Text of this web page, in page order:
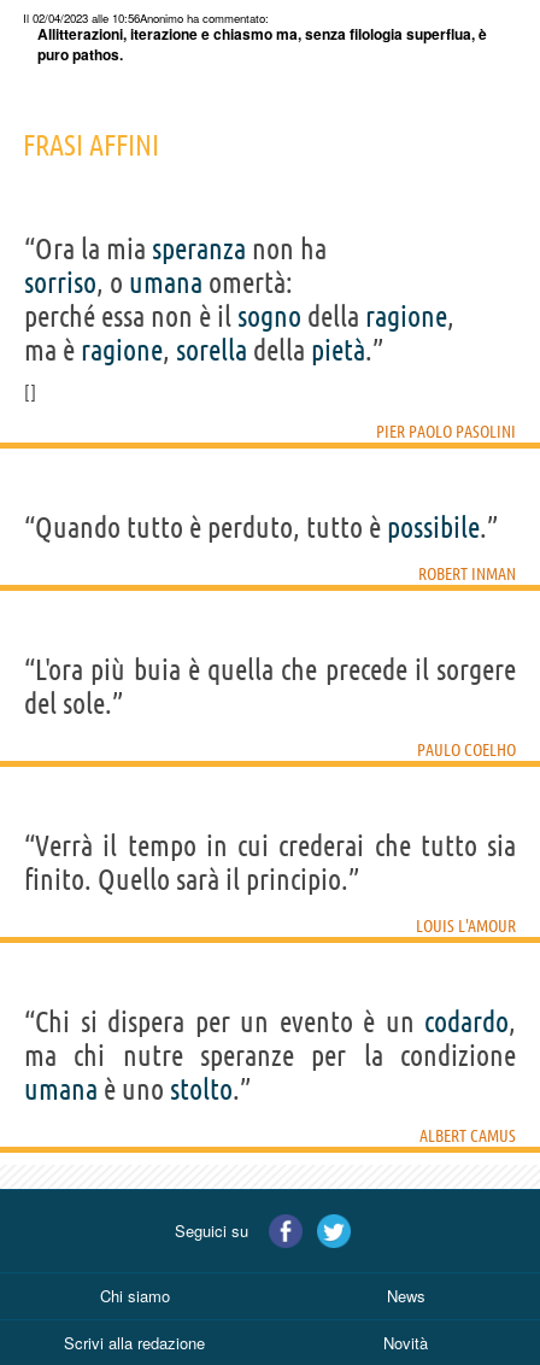
Il 02/04/2023 alle 10:56Anonimo ha commentato:
Allitterazioni, iterazione e chiasmo ma, senza filologia superflua, è
puro pathos.
FRASI AFFINI
“Ora la mia speranza non ha
sorriso, o umana omertà:
perché essa non è il sogno della ragione,
ma è ragione, sorella della pietà.”
PIER PAOLO PASOLINI
“Quando tutto è perduto, tutto è possibile.”
ROBERT INMAN
“L'ora più buia è quella che precede il sorgere
del sole.”
PAULO COELHO
“Verrà il tempo in cui crederai che tutto sia
finito. Quello sarà il principio.”
LOUIS L'AMOUR
“Chi si dispera per un evento è un codardo,
ma chi nutre speranze per la condizione
umana è uno stolto.”
ALBERT CAMUS
Seguici su
Chi siamo News
Scrivi alla redazione Novità